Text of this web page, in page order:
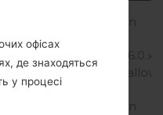
Unknown
Android 6.0.x
Marshmallow
Unknown
офісах
де знаходяться
у процесі